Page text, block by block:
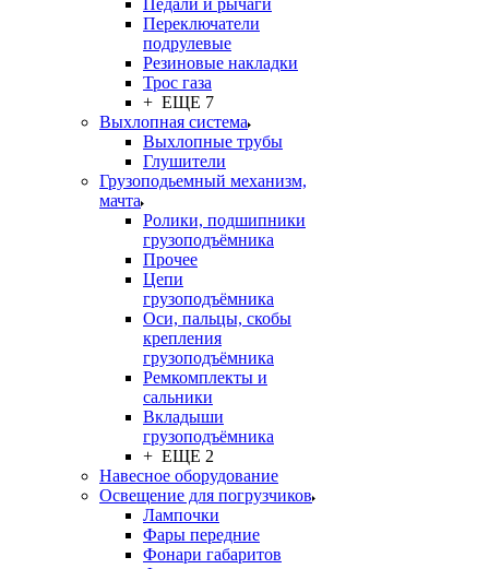
Педали и рычаги
Переключатели
подрулевые
Резиновые накладки
Трос газа
+ ЕЩЕ 7
Выхлопная система
Выхлопные трубы
Глушители
Грузоподьемный механизм,
мачта
Ролики, подшипники
грузоподъёмника
Прочее
Цепи
грузоподъёмника
Оси, пальцы, скобы
крепления
грузоподъёмника
Ремкомплекты и
сальники
Вкладыши
грузоподъёмника
+ ЕЩЕ 2
Навесное оборудование
Освещение для погрузчиков
Лампочки
Фары передние
Фонари габаритов